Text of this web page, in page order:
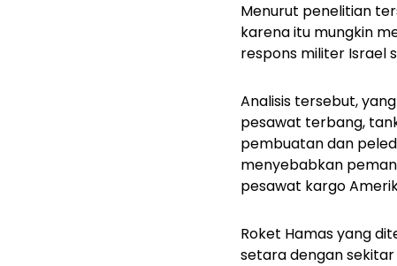
Menurut penelitian
karena itu mungkin
respons militer Israel
Analisis tersebut,
pesawat terbang,
pembuatan dan
menyebabkan
pesawat kargo
Roket Hamas yang
setara dengan